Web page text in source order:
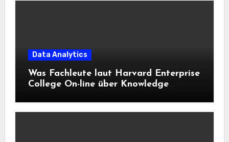
Data Analytics
Was Fachleute laut Harvard Enterprise
College On-line über Knowledge